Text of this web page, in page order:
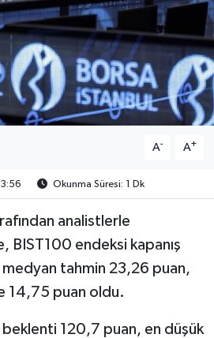
A- A+
Okunma Süresi: 1 Dk
analistlerle
BIST100 endeksi kapanış
tahmin 23,26 puan,
14,75 puan oldu.
120,7 puan, en düşük